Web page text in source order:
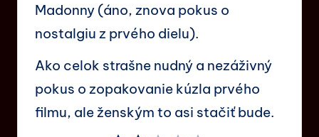
Madonny (áno, znova pokus o
nostalgiu z prvého dielu).
Ako celok strašne nudný a nezáživný
pokus o zopakovanie kúzla prvého
filmu, ale ženským to asi stačiť bude.